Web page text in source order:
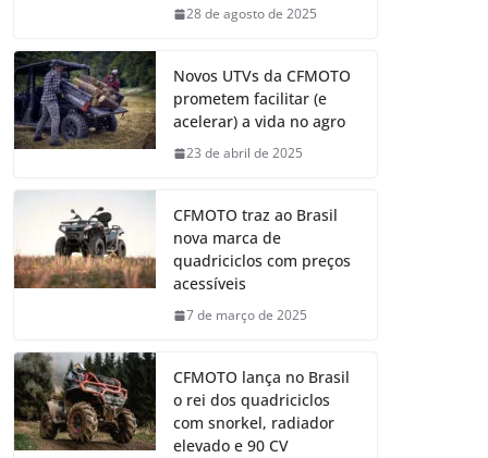
28 de agosto de 2025
Novos UTVs da CFMOTO
prometem facilitar (e
acelerar) a vida no agro
23 de abril de 2025
CFMOTO traz ao Brasil
nova marca de
quadriciclos com preços
acessíveis
7 de março de 2025
CFMOTO lança no Brasil
o rei dos quadriciclos
com snorkel, radiador
elevado e 90 CV